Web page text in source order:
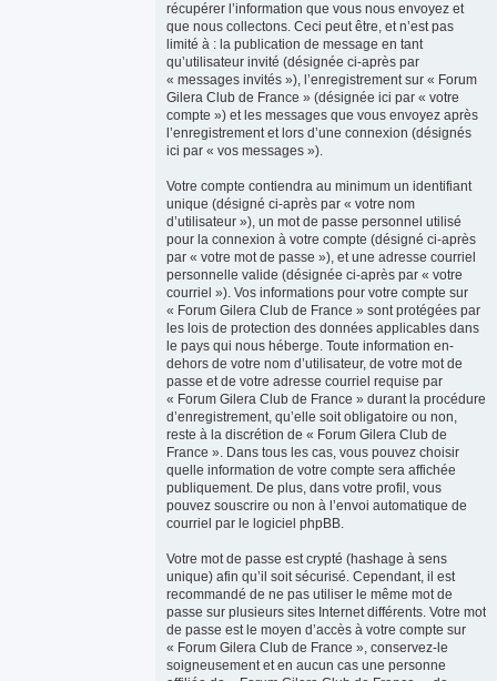
récupérer l’information que vous nous envoyez et
que nous collectons. Ceci peut être, et n’est pas
limité à : la publication de message en tant
qu’utilisateur invité (désignée ci-après par
« messages invités »), l’enregistrement sur « Forum
Gilera Club de France » (désignée ici par « votre
compte ») et les messages que vous envoyez après
l’enregistrement et lors d’une connexion (désignés
ici par « vos messages »).
Votre compte contiendra au minimum un identifiant
unique (désigné ci-après par « votre nom
d’utilisateur »), un mot de passe personnel utilisé
pour la connexion à votre compte (désigné ci-après
par « votre mot de passe »), et une adresse courriel
personnelle valide (désignée ci-après par « votre
courriel »). Vos informations pour votre compte sur
« Forum Gilera Club de France » sont protégées par
les lois de protection des données applicables dans
le pays qui nous héberge. Toute information en-
dehors de votre nom d’utilisateur, de votre mot de
passe et de votre adresse courriel requise par
« Forum Gilera Club de France » durant la procédure
d’enregistrement, qu’elle soit obligatoire ou non,
reste à la discrétion de « Forum Gilera Club de
France ». Dans tous les cas, vous pouvez choisir
quelle information de votre compte sera affichée
publiquement. De plus, dans votre profil, vous
pouvez souscrire ou non à l’envoi automatique de
courriel par le logiciel phpBB.
Votre mot de passe est crypté (hashage à sens
unique) afin qu’il soit sécurisé. Cependant, il est
recommandé de ne pas utiliser le même mot de
passe sur plusieurs sites Internet différents. Votre mot
de passe est le moyen d’accès à votre compte sur
« Forum Gilera Club de France », conservez-le
soigneusement et en aucun cas une personne